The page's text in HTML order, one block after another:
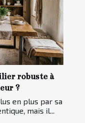
robuste à
?
en plus par sa
mais il...